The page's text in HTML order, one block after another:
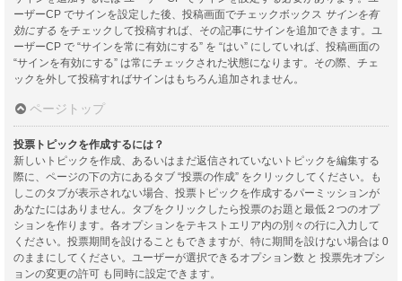
ーザーCP でサインを設定した後、投稿画面でチェックボックス サインを有
効にする をチェックして投稿すれば、その記事にサインを追加できます。ユ
ーザーCP で “サインを常に有効にする” を “はい” にしていれば、投稿画面の
“サインを有効にする” は常にチェックされた状態になります。その際、チェ
ックを外して投稿すればサインはもちろん追加されません。
ページトップ
投票トピックを作成するには？
新しいトピックを作成、あるいはまだ返信されていないトピックを編集する
際に、ページの下の方にあるタブ “投票の作成” をクリックしてください。も
しこのタブが表示されない場合、投票トピックを作成するパーミッションが
あなたにはありません。タブをクリックしたら投票のお題と最低２つのオプ
ションを作ります。各オプションをテキストエリア内の別々の行に入力して
ください。投票期間を設けることもできますが、特に期間を設けない場合は 0
のままにしてください。ユーザーが選択できるオプション数 と 投票先オプシ
ョンの変更の許可 も同時に設定できます。